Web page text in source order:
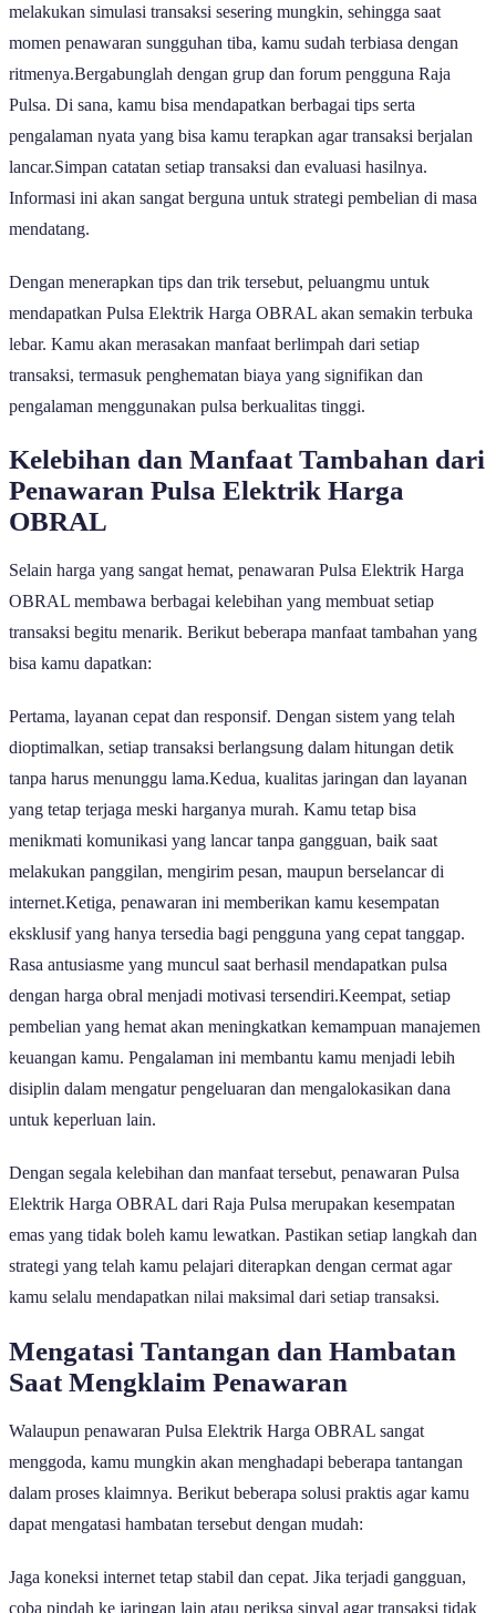
melakukan simulasi transaksi sesering mungkin, sehingga saat
momen penawaran sungguhan tiba, kamu sudah terbiasa dengan
ritmenya.Bergabunglah dengan grup dan forum pengguna Raja
Pulsa. Di sana, kamu bisa mendapatkan berbagai tips serta
pengalaman nyata yang bisa kamu terapkan agar transaksi berjalan
lancar.Simpan catatan setiap transaksi dan evaluasi hasilnya.
Informasi ini akan sangat berguna untuk strategi pembelian di masa
mendatang.
Dengan menerapkan tips dan trik tersebut, peluangmu untuk
mendapatkan Pulsa Elektrik Harga OBRAL akan semakin terbuka
lebar. Kamu akan merasakan manfaat berlimpah dari setiap
transaksi, termasuk penghematan biaya yang signifikan dan
pengalaman menggunakan pulsa berkualitas tinggi.
Kelebihan dan Manfaat Tambahan dari
Penawaran Pulsa Elektrik Harga
OBRAL
Selain harga yang sangat hemat, penawaran Pulsa Elektrik Harga
OBRAL membawa berbagai kelebihan yang membuat setiap
transaksi begitu menarik. Berikut beberapa manfaat tambahan yang
bisa kamu dapatkan:
Pertama, layanan cepat dan responsif. Dengan sistem yang telah
dioptimalkan, setiap transaksi berlangsung dalam hitungan detik
tanpa harus menunggu lama.Kedua, kualitas jaringan dan layanan
yang tetap terjaga meski harganya murah. Kamu tetap bisa
menikmati komunikasi yang lancar tanpa gangguan, baik saat
melakukan panggilan, mengirim pesan, maupun berselancar di
internet.Ketiga, penawaran ini memberikan kamu kesempatan
eksklusif yang hanya tersedia bagi pengguna yang cepat tanggap.
Rasa antusiasme yang muncul saat berhasil mendapatkan pulsa
dengan harga obral menjadi motivasi tersendiri.Keempat, setiap
pembelian yang hemat akan meningkatkan kemampuan manajemen
keuangan kamu. Pengalaman ini membantu kamu menjadi lebih
disiplin dalam mengatur pengeluaran dan mengalokasikan dana
untuk keperluan lain.
Dengan segala kelebihan dan manfaat tersebut, penawaran Pulsa
Elektrik Harga OBRAL dari Raja Pulsa merupakan kesempatan
emas yang tidak boleh kamu lewatkan. Pastikan setiap langkah dan
strategi yang telah kamu pelajari diterapkan dengan cermat agar
kamu selalu mendapatkan nilai maksimal dari setiap transaksi.
Mengatasi Tantangan dan Hambatan
Saat Mengklaim Penawaran
Walaupun penawaran Pulsa Elektrik Harga OBRAL sangat
menggoda, kamu mungkin akan menghadapi beberapa tantangan
dalam proses klaimnya. Berikut beberapa solusi praktis agar kamu
dapat mengatasi hambatan tersebut dengan mudah:
Jaga koneksi internet tetap stabil dan cepat. Jika terjadi gangguan,
coba pindah ke jaringan lain atau periksa sinyal agar transaksi tidak